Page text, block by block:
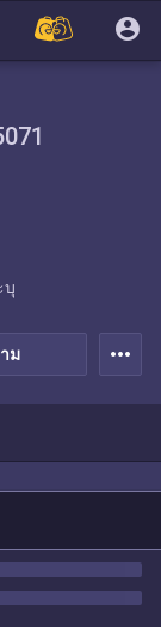
account_circle
ม
บุ
more_horiz